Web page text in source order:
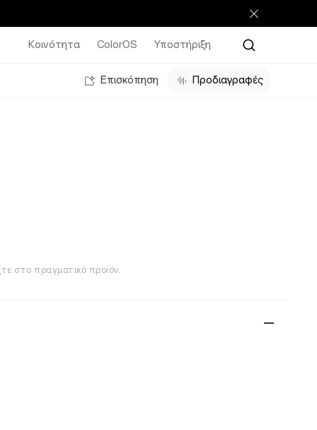
Κοινότητα ColorOS Υποστήριξη
Επισκόπηση Προδιαγραφές
στο πραγματικό προϊόν.